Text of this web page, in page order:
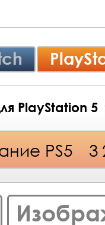
PlayStation 5
PS5 3